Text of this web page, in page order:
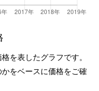
を表したグラフです。
をベースに価格をご確